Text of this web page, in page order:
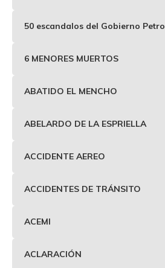
50 escandalos del Gobierno Petro
6 MENORES MUERTOS
ABATIDO EL MENCHO
ABELARDO DE LA ESPRIELLA
ACCIDENTE AEREO
ACCIDENTES DE TRÁNSITO
ACEMI
ACLARACIÓN